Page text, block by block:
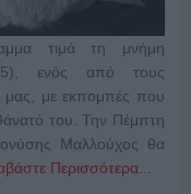
τιμά τη μνήμη
ενός από τους
μας, με εκπομπές που
του. Την Πέμπτη
Μαλλούχος θα
Περισσότερα...